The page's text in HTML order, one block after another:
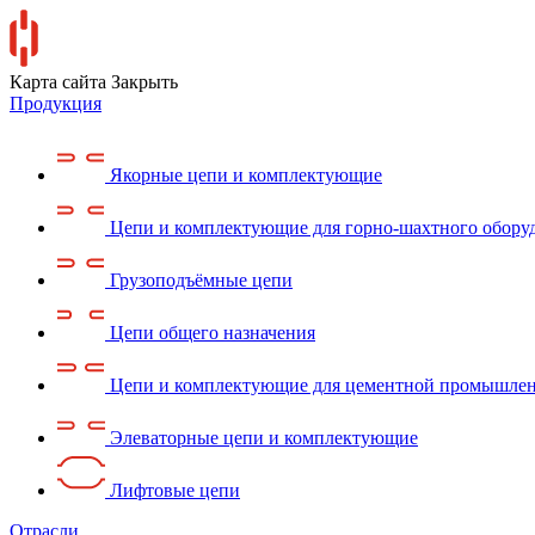
Карта сайта Закрыть
Продукция
Якорные цепи и комплектующие
Цепи и комплектующие для горно-шахтного
Грузоподъёмные цепи
Цепи общего назначения
Цепи и комплектующие для цементной
Элеваторные цепи и комплектующие
Лифтовые цепи
Отрасли